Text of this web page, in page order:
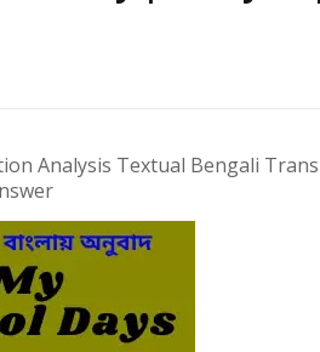
Analysis Textual Bengali